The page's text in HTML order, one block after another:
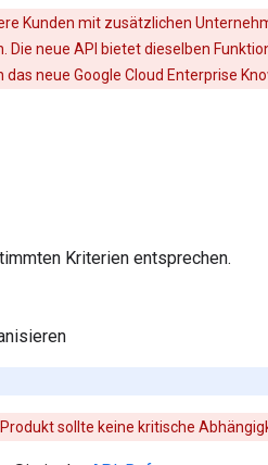
Kunden mit zusätzlichen
neue API bietet dieselben
neue Google Cloud Enterprise
Kriterien entsprechen.
sollte keine kritische